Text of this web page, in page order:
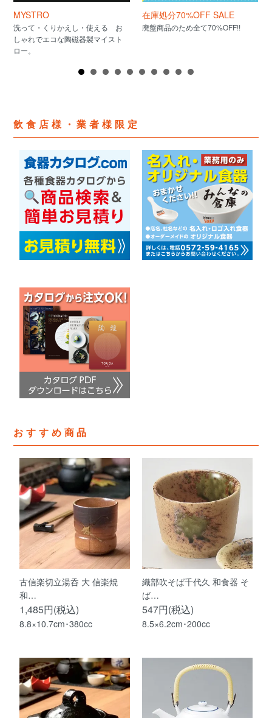
MYSTRO
洗って・くりかえし・使える お
しゃれでエコな陶磁器製マイスト
ロー。
在庫処分70%OFF SALE
廃盤商品のため全て70%OFF!!
飲食店様・業者様限定
おすすめ商品
古信楽切立湯呑 大 信楽焼
和…
1,485円(税込)
8.8×10.7cm･380cc
織部吹そば千代久 和食器 そ
ば…
547円(税込)
8.5×6.2cm･200cc